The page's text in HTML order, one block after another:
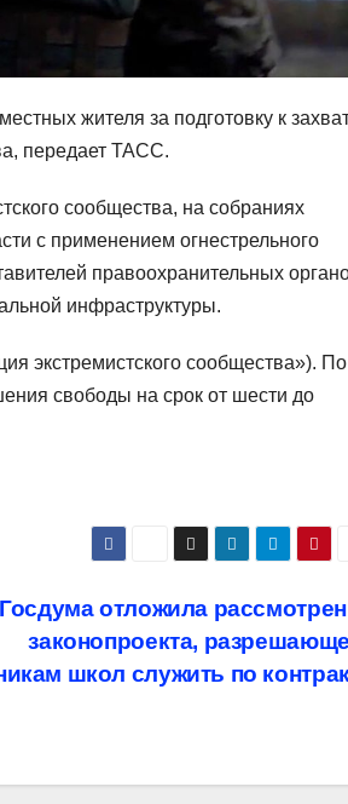
жителя за подготовку к
передает ТАСС.
сообщества, на собраниях
с применением огнестрельного
правоохранительных
инфраструктуры.
экстремистского сообщества»). По
свободы на срок от шести до
Госдума отложила
законопроекта,
школ служить по